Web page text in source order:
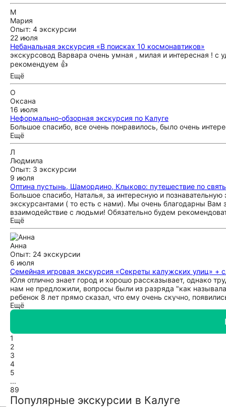
М
Мария
Опыт: 4 экскурсии
22 июля
Небанальная экскурсия «В поисках 10 космонавтиков»
экскурсовод Варвара очень умная , милая и интересная ! с
рекомендуем 👍
Ещё
О
Оксана
16 июля
Неформально-обзорная экскурсия по Калуге
Большое спасибо, все очень понравилось, было очень
Ещё
Л
Людмила
Опыт: 3 экскурсии
9 июля
Оптина пустынь, Шамордино, Клыково: путешествие по
Большое спасибо, Наталья, за интересную и
экскурсантами ( то есть с нами). Мы очень благодарны Вам
взаимодействие с людьми! Обязательно будем
села Ловцы.
Ещё
Анна
Опыт: 24 экскурсии
6 июля
Семейная игровая экскурсия «Секреты калужских улиц» +
Юля отлично знает город и хорошо рассказывает, однако
нам не предложили, вопросы были из разряда "как
ребенок 8 лет прямо сказал, что ему очень скучно,
путешественники, много раз бывали в разных городах
детям, раз уж заявлена "семейная" экскурсия. Обычно этот
(букв, шифров), в идеальном случае - какие-то сундучки,
материал. Как минимум, "космонавтики" могли бы стать
Путешествовали по Туле и Калуге 6 дней, заказывали на
ребенка, и у взрослых, увы. Хотя знание города, конечно, у
Ещё
1
2
3
4
5
...
89
Популярные экскурсии в Калуге